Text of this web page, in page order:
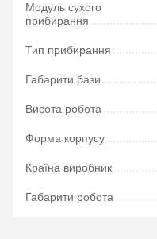
Модуль сухого
прибирання
Тип прибирання
Габарити бази
Висота робота
Форма корпусу
Країна виробник
Габарити робота